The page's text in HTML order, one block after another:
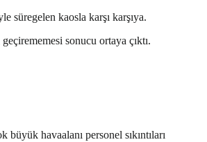
süregelen kaosla karşı karşıya.
sonucu ortaya çıktı.
havaalanı personel sıkıntıları